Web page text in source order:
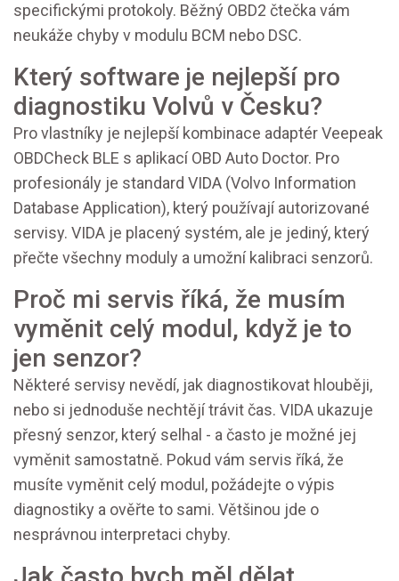
specifickými protokoly. Běžný OBD2 čtečka vám
neukáže chyby v modulu BCM nebo DSC.
Který software je nejlepší pro
diagnostiku Volvů v Česku?
Pro vlastníky je nejlepší kombinace adaptér Veepeak
OBDCheck BLE s aplikací OBD Auto Doctor. Pro
profesionály je standard VIDA (Volvo Information
Database Application), který používají autorizované
servisy. VIDA je placený systém, ale je jediný, který
přečte všechny moduly a umožní kalibraci senzorů.
Proč mi servis říká, že musím
vyměnit celý modul, když je to
jen senzor?
Některé servisy nevědí, jak diagnostikovat hlouběji,
nebo si jednoduše nechtějí trávit čas. VIDA ukazuje
přesný senzor, který selhal - a často je možné jej
vyměnit samostatně. Pokud vám servis říká, že
musíte vyměnit celý modul, požádejte o výpis
diagnostiky a ověřte to sami. Většinou jde o
nesprávnou interpretaci chyby.